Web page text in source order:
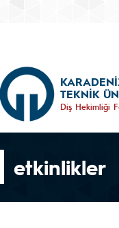
TEKNİK
Diş Hekimliği
etkinlikler